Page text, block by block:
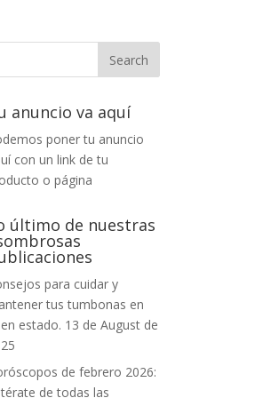
anuncio va aquí
poner tu anuncio
con un link de tu
o página
último de nuestras
para cuidar y
tus tumbonas en
estado. 13 de August de
de febrero 2026:
de todas las